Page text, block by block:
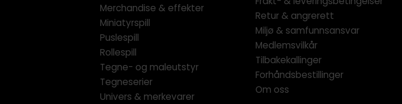
Merchandise & effekter
Miniatyrspill
Puslespill
Rollespill
Tegne- og maleutstyr
Tegneserier
Univers & merkevarer
Retur & angrerett
Miljø & samfunnsansvar
Medlemsvilkår
Tilbakekallinger
Forhåndsbestillinger
Om oss